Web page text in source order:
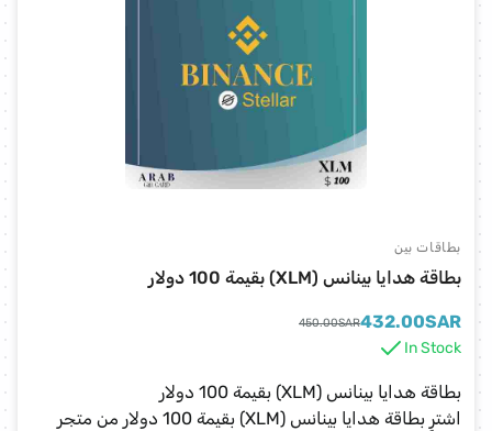
بطاقة هدايا بينانس (XLM) بقيمة 100 دولار
بطاقات بين
432.00SAR
450.00SAR
In Stock
بطاقة هدايا بينانس (XLM) بقيمة 100 دولار
اشترِ بطاقة هدايا بينانس (XLM) بقيمة 100 دولار من متجر